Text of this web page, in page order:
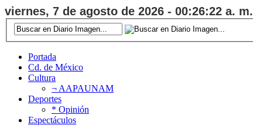
viernes, 7 de agosto de 2026 - 00:26:22 a. m.
Portada
Cd. de México
Cultura
¬ AAPAUNAM
Deportes
* Opinión
Espectáculos